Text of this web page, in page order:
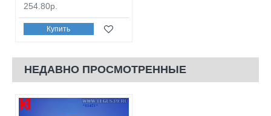
254.80р.
Купить
НЕДАВНО ПРОСМОТРЕННЫЕ